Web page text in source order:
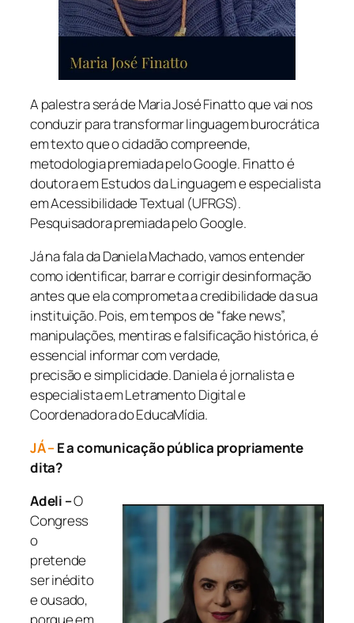
A palestra será de Maria José Finatto que vai nos
conduzir para transformar linguagem burocrática
em texto que o cidadão compreende,
metodologia premiada pelo Google. Finatto é
doutora em Estudos da Linguagem e especialista
em Acessibilidade Textual (UFRGS).
Pesquisadora premiada pelo Google.
Já na fala da Daniela Machado, vamos entender
como identificar, barrar e corrigir desinformação
antes que ela comprometa a credibilidade da sua
instituição. Pois, em tempos de “fake news”,
manipulações, mentiras e falsificação histórica, é
essencial informar com verdade,
precisão e simplicidade. Daniela é jornalista e
especialista em Letramento Digital e
Coordenadora do EducaMídia.
JÁ –E a comunicação pública propriamente
dita?
Adeli –O
Congress
o
pretende
ser inédito
e ousado,
porque em